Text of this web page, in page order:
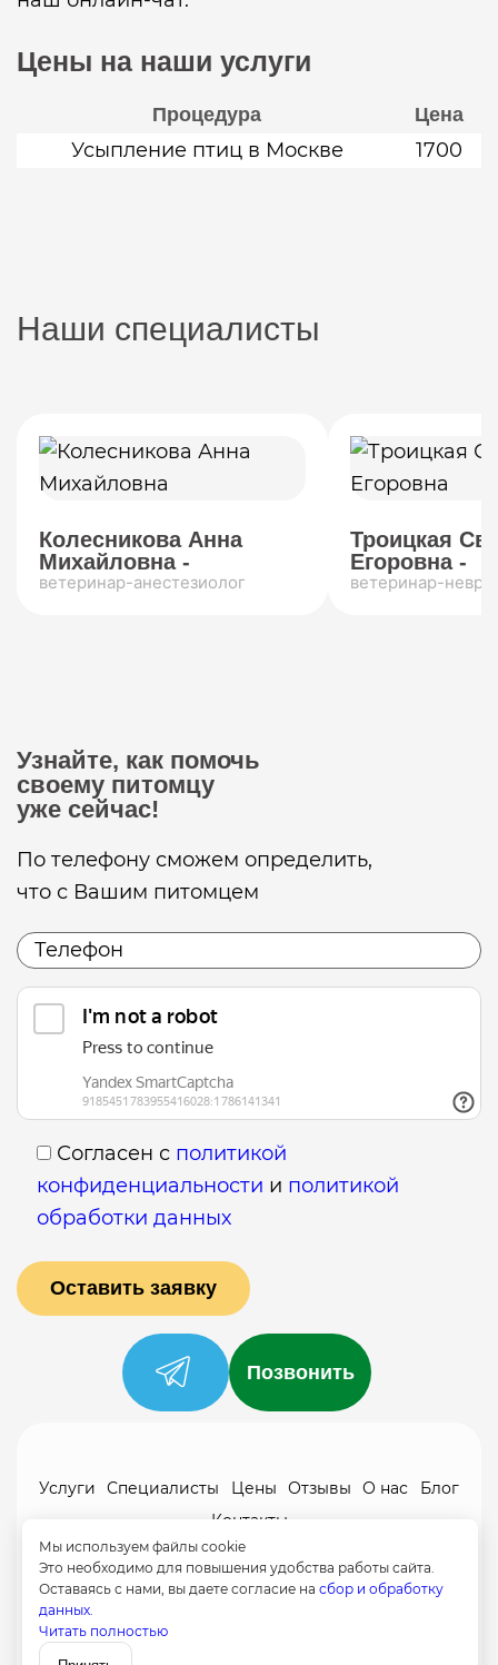
Цены на наши услуги
Процедура Цена
Усыпление птиц в Москве 1700
Наши специалисты
Колесникова Анна
Михайловна -
ветеринар-анестезиолог
Троицкая
Егоровна -
ветеринар-
Узнайте, как помочь
своему питомцу
уже сейчас!
По телефону сможем определить,
что с Вашим питомцем
Согласен с политикой
конфиденциальности и политикой
обработки данных
Мы используем файлы cookie
Это необходимо для повышения удобства работы сайта.
Оставаясь с нами, вы даете согласие на сбор и обработку
данных.
Читать полностью
Позвонить
Услуги Специалисты Цены Отзывы О нас
Блог
Контакты
Политика конфиденциальности
Согласие на обработку
+7 (958) 795-61-54